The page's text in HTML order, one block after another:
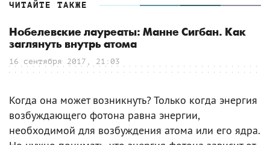
ЧИТАЙТЕ ТАКЖЕ
Нобелевские лауреаты: Манне Сигбан. Как
заглянуть внутрь атома
16 сентября 2017, 21:03
Когда она может возникнуть? Только когда энергия
возбуждающего фотона равна энергии,
необходимой для возбуждения атома или его ядра.